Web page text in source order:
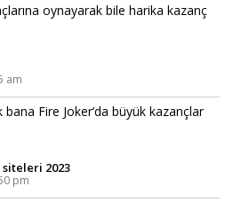
oynayarak bile harika kazanç
am
Fire Joker’da büyük kazançlar
2023
pm